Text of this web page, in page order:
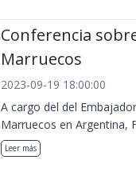
Conferencia
Marruecos
2023-09-19 18:00:00
A cargo del del
Marruecos en Argentina,
Leer más